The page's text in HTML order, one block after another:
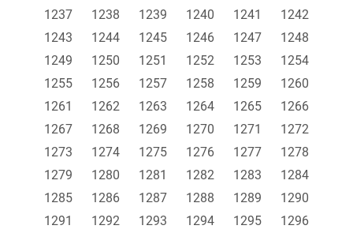
1237
1238 1239 1240 1241
1242
1243
1244 1245 1246 1247
1248
1249
1250 1251 1252 1253
1254
1255
1256 1257 1258 1259
1260
1261
1262 1263 1264 1265
1266
1267
1268 1269 1270 1271
1272
1273
1274 1275 1276 1277
1278
1279
1280 1281 1282 1283
1284
1285
1286 1287 1288 1289
1290
1291
1292 1293 1294 1295
1296